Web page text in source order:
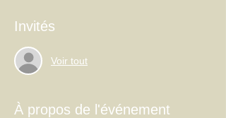
Invités
Voir tout
À propos de l'événement